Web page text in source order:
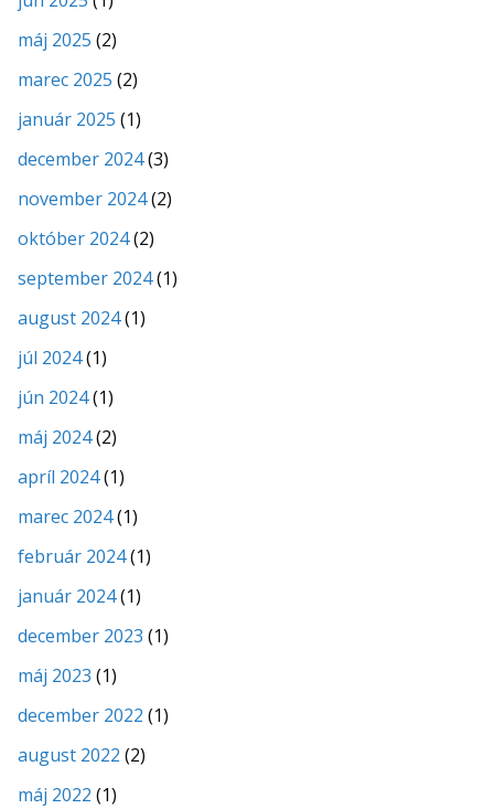
máj 2025 (2)
marec 2025 (2)
január 2025 (1)
december 2024(3)
november 2024(2)
október 2024(2)
september 2024(1)
august 2024(1)
júl 2024(1)
jún 2024(1)
máj 2024(2)
apríl 2024(1)
marec 2024(1)
február 2024(1)
január 2024(1)
december 2023 (1)
máj 2023 (1)
december 2022 (1)
august 2022 (2)
máj 2022 (1)